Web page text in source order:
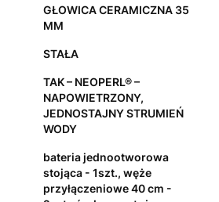
GŁOWICA CERAMICZNA 35
MM
STAŁA
TAK – NEOPERL® –
NAPOWIETRZONY,
JEDNOSTAJNY STRUMIEŃ
WODY
bateria jednootworowa
stojąca - 1szt., węże
przyłączeniowe 40 cm -